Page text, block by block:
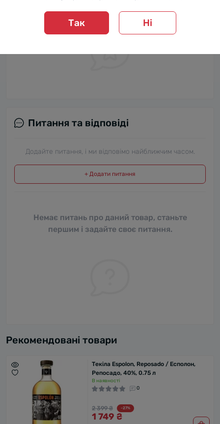
першим, залиште свій відгук.
Питання та відповіді
Додайте питання, і ми відповімо найближчим часом.
+ Додати питання
Немає питань про даний товар, станьте
першим і задайте своє питання.
Рекомендовані товари
Текіла Espolon, Reposado / Есполон,
Репосадо, 40%, 0.75 л
В наявності
0
2 399 ₴ -27%
1 749 ₴
Так Ні